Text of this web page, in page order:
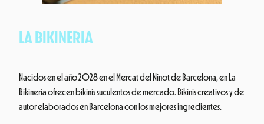
LA BIKINERIA
Nacidos en el año 2028 en el Mercat del Ninot de Barcelona, en La
Bikineria ofrecen bikinis suculentos de mercado. Bikinis creativos y de
autor elaborados en Barcelona con los mejores ingredientes.